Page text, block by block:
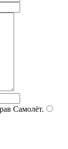
Самолёт.